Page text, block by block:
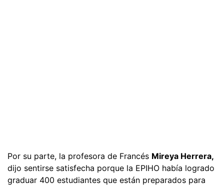
Por su parte, la profesora de Francés Mireya Herrera,
dijo sentirse satisfecha porque la EPIHO había logrado
graduar 400 estudiantes que están preparados para